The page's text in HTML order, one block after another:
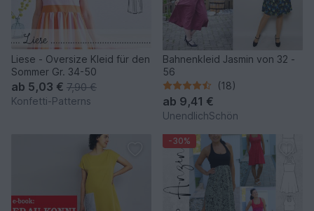
Liese - Oversize Kleid für den
Sommer Gr. 34-50
ab 5,03 € 7,90 €
Konfetti-Patterns
Bahnenkleid Jasmin von 32 -
56
(18)
ab 9,41 €
UnendlichSchön
-30%